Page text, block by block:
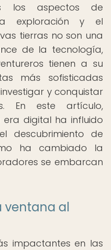
los aspectos de
exploración y el
tierras no son una
de la tecnología,
tienen a su
más sofisticadas
y conquistar
En este artículo,
digital ha influido
descubrimiento de
ha cambiado la
se embarcan
ventana al
impactantes en las